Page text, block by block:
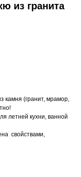
Бейбарыса,
из гранита
камня (гранит, мрамор,
летней кухни, ванной
свойствами,